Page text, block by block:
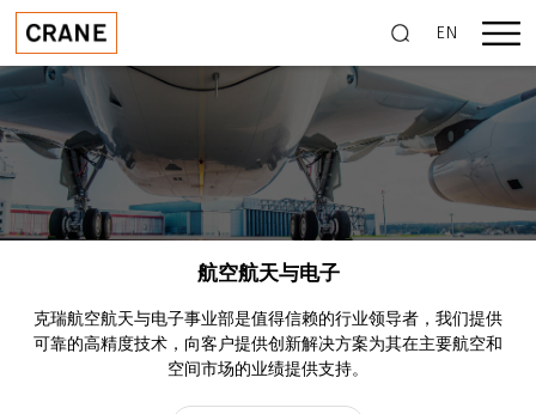
EN
航空航天与电子
克瑞航空航天与电子事业部是值得信赖的行业领导者，我们提供
可靠的高精度技术，向客户提供创新解决方案为其在主要航空和
空间市场的业绩提供支持。